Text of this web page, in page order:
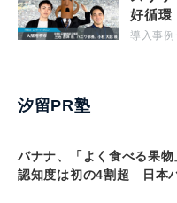
好循環
導入事
汐留PR塾
バナナ、「よく食べる果
認知度は初の4割超 日本